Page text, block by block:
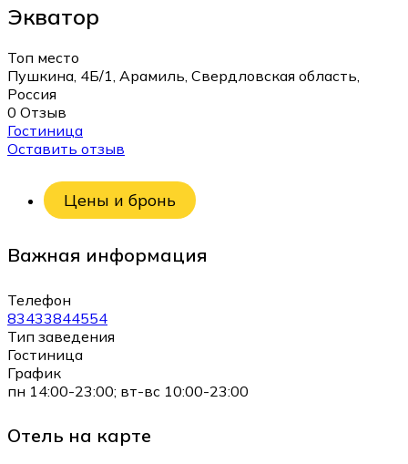
Экватор
Топ место
Пушкина, 4Б/1, Арамиль, Свердловская область,
Россия
0 Отзыв
Гостиница
Оставить отзыв
Цены и бронь
Важная информация
Телефон
83433844554
Тип заведения
Гостиница
График
пн 14:00-23:00; вт-вс 10:00-23:00
Отель на карте